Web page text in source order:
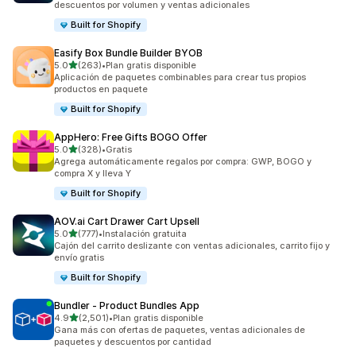
descuentos por volumen y ventas adicionales
Built for Shopify
Easify Box Bundle Builder BYOB
5.0de 5 estrellas
(263)
263 reseñas en total
•Plan gratis disponible
Aplicación de paquetes combinables para crear tus propios
productos en paquete
Built for Shopify
AppHero: Free Gifts BOGO Offer
5.0de 5 estrellas
(328)
328 reseñas en total
•Gratis
Agrega automáticamente regalos por compra: GWP, BOGO y
compra X y lleva Y
Built for Shopify
AOV.ai Cart Drawer Cart Upsell
5.0de 5 estrellas
(777)
777 reseñas en total
•Instalación gratuita
Cajón del carrito deslizante con ventas adicionales, carrito fijo y
envío gratis
Built for Shopify
Bundler ‑ Product Bundles App
4.9de 5 estrellas
(2,501)
2501 reseñas en total
•Plan gratis disponible
Gana más con ofertas de paquetes, ventas adicionales de
paquetes y descuentos por cantidad